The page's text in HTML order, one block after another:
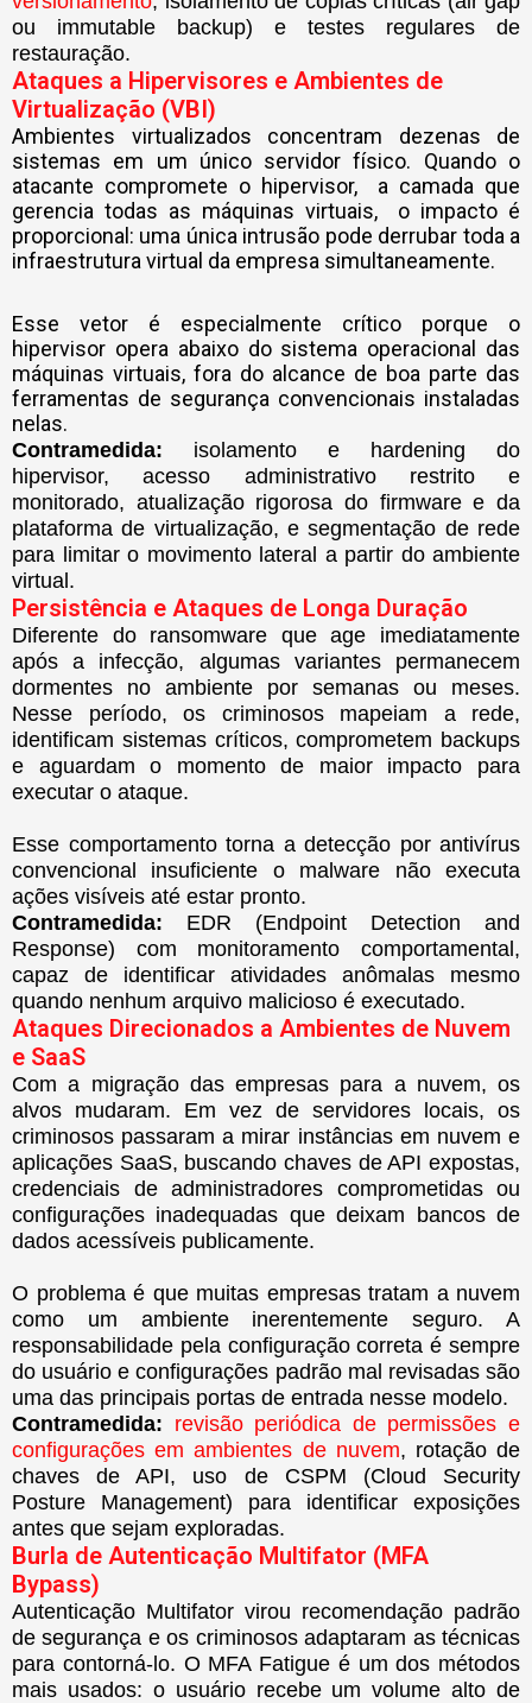
ou immutable backup) e testes regulares de
restauração.
Ataques a Hipervisores e Ambientes de
Virtualização (VBI)
Ambientes virtualizados concentram dezenas de
sistemas em um único servidor físico. Quando o
atacante compromete o hipervisor, a camada que
gerencia todas as máquinas virtuais, o impacto é
proporcional: uma única intrusão pode derrubar toda a
infraestrutura virtual da empresa simultaneamente.
Esse vetor é especialmente crítico porque o
hipervisor opera abaixo do sistema operacional das
máquinas virtuais, fora do alcance de boa parte das
ferramentas de segurança convencionais instaladas
nelas.
Contramedida: isolamento e hardening do
hipervisor, acesso administrativo restrito e
monitorado, atualização rigorosa do firmware e da
plataforma de virtualização, e segmentação de rede
para limitar o movimento lateral a partir do ambiente
virtual.
Persistência e Ataques de Longa Duração
Diferente do ransomware que age imediatamente
após a infecção, algumas variantes permanecem
dormentes no ambiente por semanas ou meses.
Nesse período, os criminosos mapeiam a rede,
identificam sistemas críticos, comprometem backups
e aguardam o momento de maior impacto para
executar o ataque.
Esse comportamento torna a detecção por antivírus
convencional insuficiente o malware não executa
ações visíveis até estar pronto.
Contramedida: EDR (Endpoint Detection and
Response) com monitoramento comportamental,
capaz de identificar atividades anômalas mesmo
quando nenhum arquivo malicioso é executado.
Ataques Direcionados a Ambientes de Nuvem
e SaaS
Com a migração das empresas para a nuvem, os
alvos mudaram. Em vez de servidores locais, os
criminosos passaram a mirar instâncias em nuvem e
aplicações SaaS, buscando chaves de API expostas,
credenciais de administradores comprometidas ou
configurações inadequadas que deixam bancos de
dados acessíveis publicamente.
O problema é que muitas empresas tratam a nuvem
como um ambiente inerentemente seguro. A
responsabilidade pela configuração correta é sempre
do usuário e configurações padrão mal revisadas são
uma das principais portas de entrada nesse modelo.
Contramedida: revisão periódica de permissões e
configurações em ambientes de nuvem, rotação de
chaves de API, uso de CSPM (Cloud Security
Posture Management) para identificar exposições
antes que sejam exploradas.
Burla de Autenticação Multifator (MFA
Bypass)
Autenticação Multifator virou recomendação padrão
de segurança e os criminosos adaptaram as técnicas
para contorná-lo. O MFA Fatigue é um dos métodos
mais usados: o usuário recebe um volume alto de